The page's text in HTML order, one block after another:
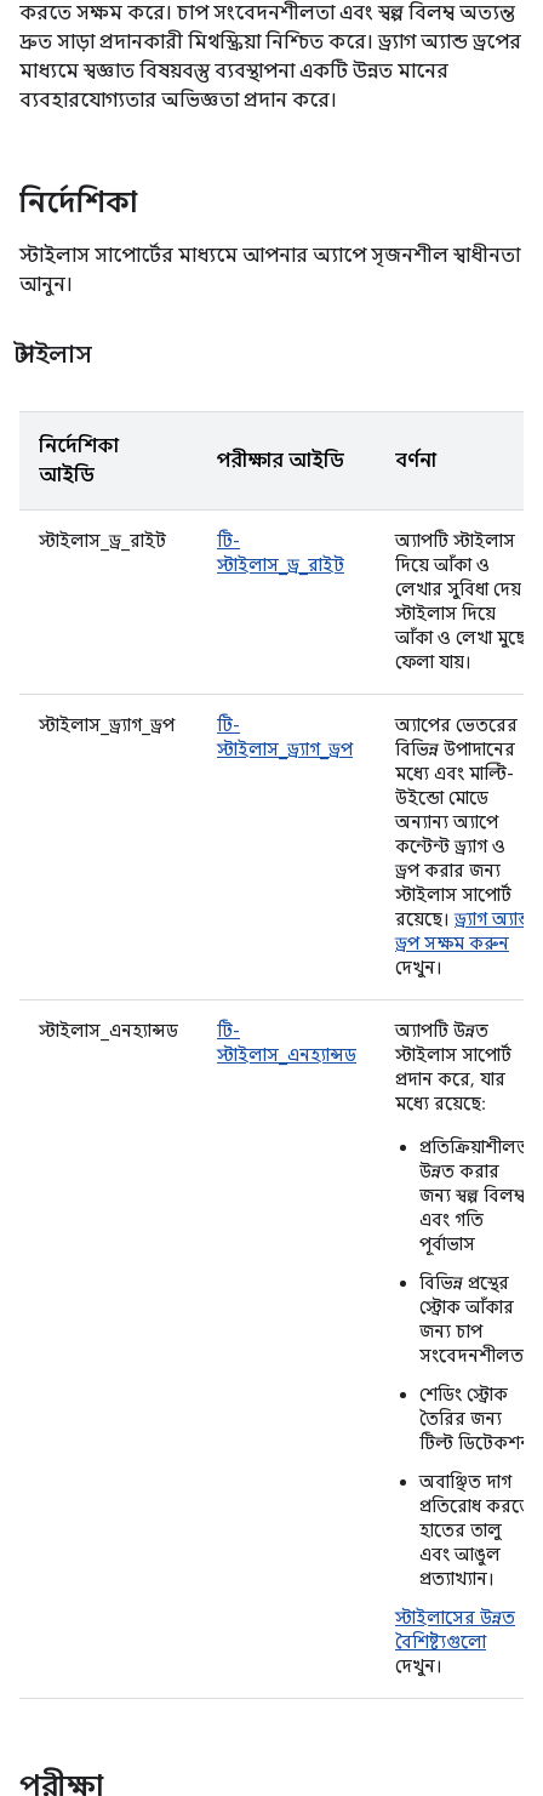
করতে সক্ষম করে। চাপ সংবেদনশীলতা এবং স্বল্প বিলম্ব অত্যন্ত
দ্রুত সাড়া প্রদানকারী মিথস্ক্রিয়া নিশ্চিত করে। ড্র্যাগ অ্যান্ড ড্রপের
মাধ্যমে স্বজ্ঞাত বিষয়বস্তু ব্যবস্থাপনা একটি উন্নত মানের
ব্যবহারযোগ্যতার অভিজ্ঞতা প্রদান করে।
নির্দেশিকা
স্টাইলাস সাপোর্টের মাধ্যমে আপনার অ্যাপে সৃজনশীল স্বাধীনতা
আনুন।
স্টাইলাস
নির্দেশিকা
আইডি
পরীক্ষার আইডি বর্ণনা
স্টাইলাস_ড্র_রাইট
টি-
স্টাইলাস_ড্র_রাইট
অ্যাপটি স্টাইলাস
দিয়ে আঁকা ও
লেখার সুবিধা দেয়।
স্টাইলাস দিয়ে
আঁকা ও লেখা মুছে
ফেলা যায়।
স্টাইলাস_ড্র্যাগ_ড্রপ
টি-
স্টাইলাস_ড্র্যাগ_ড্রপ
অ্যাপের ভেতরের
বিভিন্ন উপাদানের
মধ্যে এবং মাল্টি-
উইন্ডো মোডে
অন্যান্য অ্যাপে
কন্টেন্ট ড্র্যাগ ও
ড্রপ করার জন্য
স্টাইলাস সাপোর্ট
রয়েছে।ড্র্যাগ অ্যান্ড
ড্রপ সক্ষম করুন
দেখুন।
স্টাইলাস_এনহ্যান্সড
টি-
স্টাইলাস_এনহ্যান্সড
অ্যাপটি উন্নত
স্টাইলাস সাপোর্ট
প্রদান করে, যার
মধ্যে রয়েছে:
প্রতিক্রিয়াশীলতা
উন্নত করার
জন্য স্বল্প বিলম্ব
এবং গতি
পূর্বাভাস
বিভিন্ন প্রস্থের
স্ট্রোক আঁকার
জন্য চাপ
সংবেদনশীলতা
শেডিং স্ট্রোক
তৈরির জন্য
টিল্ট ডিটেকশন
অবাঞ্ছিত দাগ
প্রতিরোধ করতে
হাতের তালু
এবং আঙুল
প্রত্যাখ্যান।
স্টাইলাসের উন্নত
বৈশিষ্ট্যগুলো
দেখুন।
পরীক্ষা